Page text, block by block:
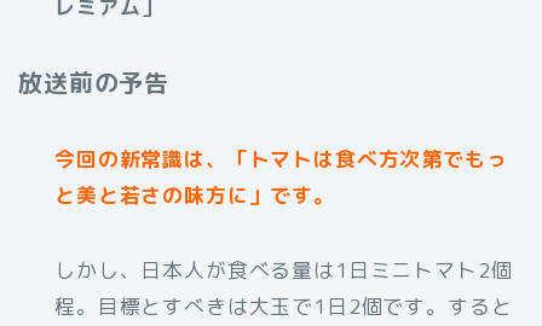
レミアム］
放送前の予告
今回の新常識は、「トマトは食べ方次第でもっ
と美と若さの味方に」です。
しかし、日本人が食べる量は1日ミニトマト2個
程。目標とすべきは大玉で1日2個です。すると